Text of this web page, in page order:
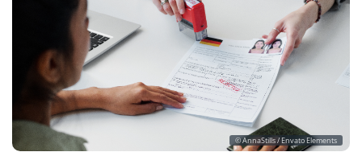
© AnnaStills / Envato Elements